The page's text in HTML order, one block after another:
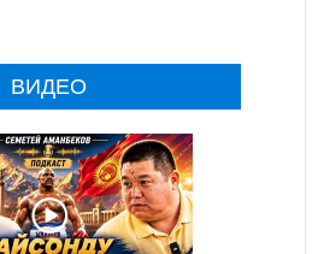
ВИДЕО